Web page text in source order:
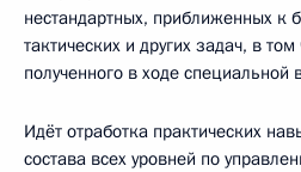
нестандартных, приближенных к
тактических и других задач, в
полученного в ходе специальной
Идёт отработка практических
состава всех уровней по